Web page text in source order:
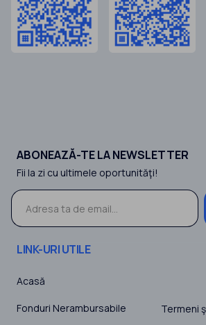
ABONEAZĂ-TE LA NEWSLETTER
Fii la zi cu ultimele oportunităţi!
LINK-URI UTILE
Acasă
Fonduri Nerambursabile Termeni